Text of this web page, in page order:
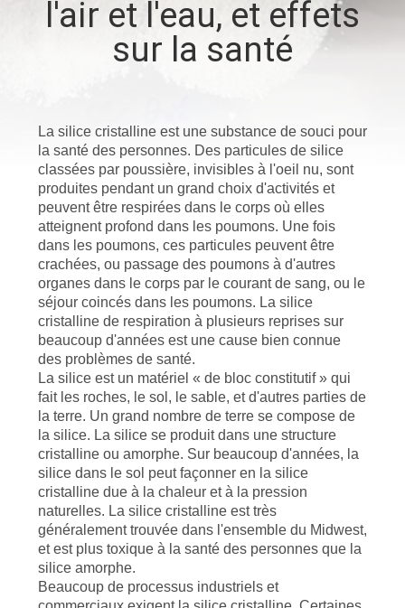
CONTRÔLE
CONTACTEZ-
NOUS
NOUVELLES
CAS
PLAN
SITE
POLITIQUE
CONFIDENTIALITÉ
l'air et l'eau, et effets
sur la santé
La silice cristalline est une substance de souci pour
la santé des personnes. Des particules de silice
classées par poussière, invisibles à l'oeil nu, sont
produites pendant un grand choix d'activités et
peuvent être respirées dans le corps où elles
atteignent profond dans les poumons. Une fois
dans les poumons, ces particules peuvent être
crachées, ou passage des poumons à d'autres
organes dans le corps par le courant de sang, ou le
séjour coincés dans les poumons. La silice
cristalline de respiration à plusieurs reprises sur
beaucoup d'années est une cause bien connue
des problèmes de santé.
La silice est un matériel « de bloc constitutif » qui
fait les roches, le sol, le sable, et d'autres parties de
la terre. Un grand nombre de terre se compose de
la silice. La silice se produit dans une structure
cristalline ou amorphe. Sur beaucoup d'années, la
silice dans le sol peut façonner en la silice
cristalline due à la chaleur et à la pression
naturelles. La silice cristalline est très
généralement trouvée dans l'ensemble du Midwest,
et est plus toxique à la santé des personnes que la
silice amorphe.
Beaucoup de processus industriels et